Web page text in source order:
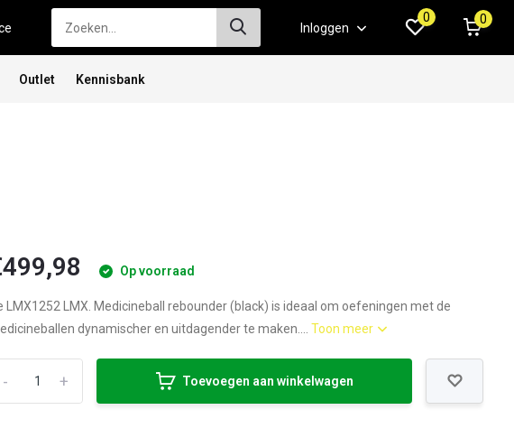
Inloggen
0 0
Outlet Kennisbank
Op voorraad
LMX1252 LMX. Medicineball rebounder (black) is ideaal om oefeningen met de
dynamischer en uitdagender te maken....Toon meer
+
- Toevoegen aan winkelwagen